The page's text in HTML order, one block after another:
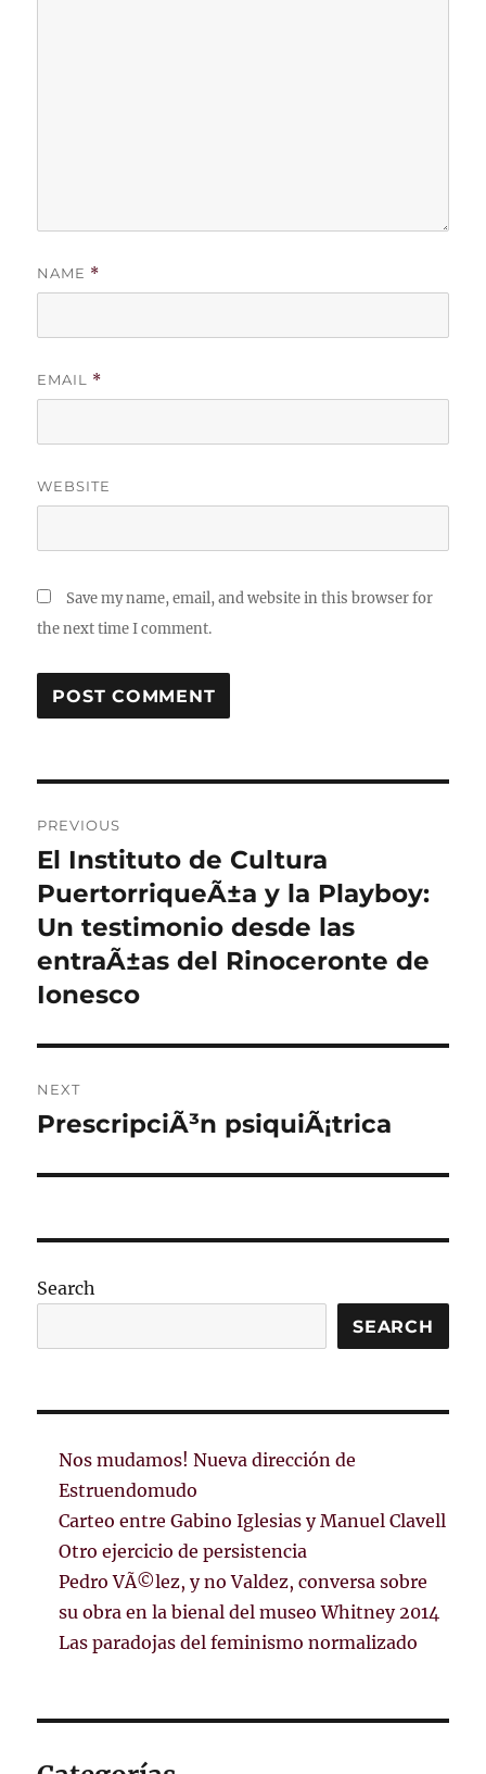
NAME *
EMAIL *
WEBSITE
Save my name, email, and website in this browser for
the next time I comment.
navigation
PREVIOUS
Previous
post:
El Instituto de Cultura
PuertorriqueÃ±a y la Playboy:
Un testimonio desde las
entraÃ±as del Rinoceronte de
Ionesco
NEXT
Next
PrescripciÃ³n psiquiÃ¡trica
Search
SEARCH
Nos mudamos! Nueva dirección de
Estruendomudo
Carteo entre Gabino Iglesias y Manuel Clavell
Otro ejercicio de persistencia
Pedro VÃ©lez, y no Valdez, conversa sobre
su obra en la bienal del museo Whitney 2014
Las paradojas del feminismo normalizado